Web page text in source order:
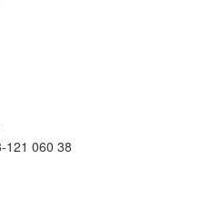
121 060 38